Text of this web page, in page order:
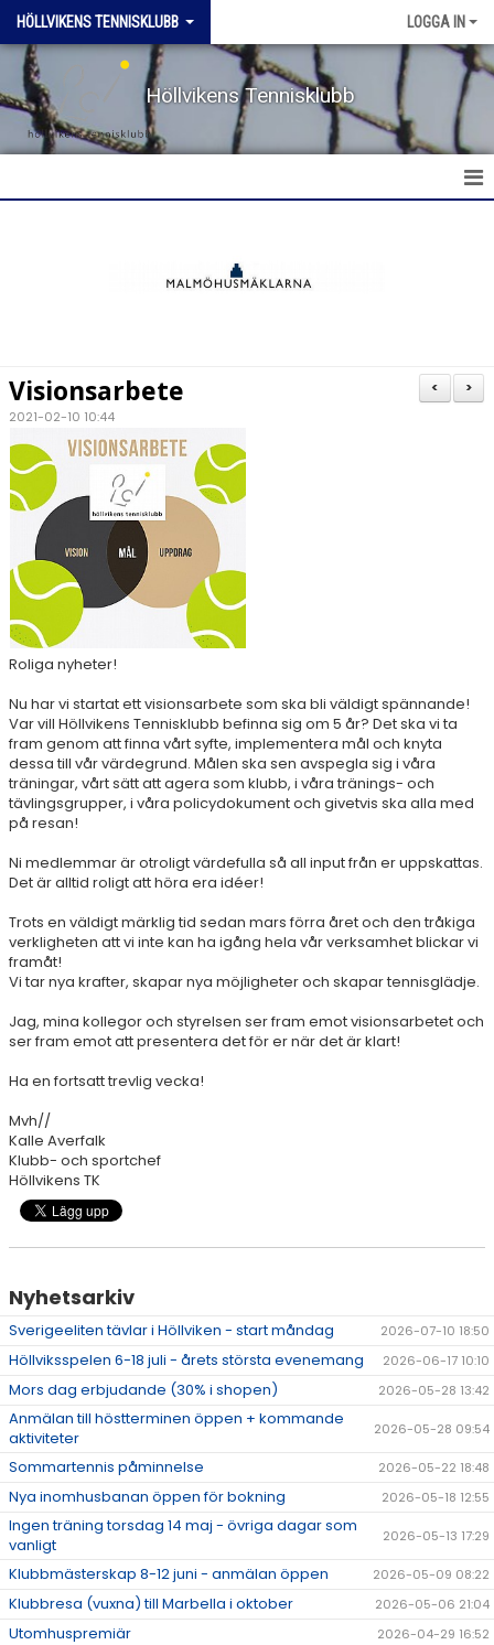
HÖLLVIKENS TENNISKLUBB LOGGA IN
Höllvikens Tennisklubb
TERMINSTRÄNING HT & VT
TRÄNING SOMMAR
AKTIVITETER & LÄGER
SERIESPEL & TÄVLINGAR
TENNISSHOP
RACKET-STRÄNGNING
PADEL
GRUSBANORNA
SPONSORER & SAMARBETSPARTNERS
AKTUELLT/SOCIAL MEDIA
TRYGG TENNIS
ÖPETTIDER SOMMAR
>
<
Visionsarbete
2021-02-10 10:44
Roliga nyheter!
Nu har vi startat ett visionsarbete som ska bli väldigt spännande!
Var vill Höllvikens Tennisklubb befinna sig om 5 år? Det ska vi ta
fram genom att finna vårt syfte, implementera mål och knyta
dessa till vår värdegrund. Målen ska sen avspegla sig i våra
träningar, vårt sätt att agera som klubb, i våra tränings- och
tävlingsgrupper, i våra policydokument och givetvis ska alla med
på resan!
Ni medlemmar är otroligt värdefulla så all input från er uppskattas.
Det är alltid roligt att höra era idéer!
Trots en väldigt märklig tid sedan mars förra året och den tråkiga
verkligheten att vi inte kan ha igång hela vår verksamhet blickar vi
framåt!
Vi tar nya krafter, skapar nya möjligheter och skapar tennisglädje.
Jag, mina kollegor och styrelsen ser fram emot visionsarbetet och
ser fram emot att presentera det för er när det är klart!
Ha en fortsatt trevlig vecka!
Mvh//
Kalle Averfalk
Klubb- och sportchef
Höllvikens TK
Nyhetsarkiv
Sverigeeliten tävlar i Höllviken - start måndag 2026-07-10 18:50
Höllviksspelen 6-18 juli - årets största evenemang 2026-06-17 10:10
Mors dag erbjudande (30% i shopen) 2026-05-28 13:42
Anmälan till höstterminen öppen + kommande
aktiviteter
2026-05-28 09:54
Sommartennis påminnelse 2026-05-22 18:48
Nya inomhusbanan öppen för bokning 2026-05-18 12:55
Ingen träning torsdag 14 maj - övriga dagar som
vanligt
2026-05-13 17:29
Klubbmästerskap 8-12 juni - anmälan öppen 2026-05-09 08:22
Klubbresa (vuxna) till Marbella i oktober 2026-05-06 21:04
Utomhuspremiär 2026-04-29 16:52